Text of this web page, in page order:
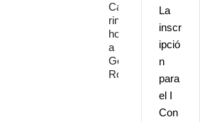
Cante
rinde
homenaje
a
Gonzalo
Rojo
La
inscr
ipció
n
para
el I
Con